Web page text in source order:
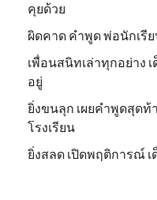
คุยด้วย
ผิดคาด คำพูด พ่อนักเรี
เพื่อนสนิทเล่าทุกอย่าง
อยู่
ยิ่งขนลุก เผยคำพูดสุดท้
โรงเรียน
ยิ่งสลด เปิดพฤติการณ์